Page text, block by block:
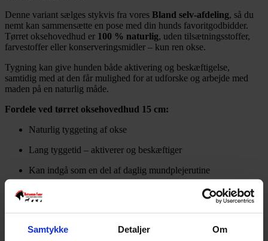
Samtykke Detaljer Om
Denne variant sælges stykvis fra vores Bland selv-afdeling, så du
nemt kan sammensætte en pose med din hunds favoritgodbidder.
Tørret oksehovedhud er 100 % naturlig, uden tilsætningsstoffer,
farvestoffer eller konserveringsmidler – kun ren okse.
Tygning kan give hunden både aktivering og beskæftigelse,
samtidig med at den får mulighed for at udforske og arbejde med
maden på en naturlig måde.
Fordele ved tørret oksehovedhud 15 cm:
Naturlig tyggeting af okse
Lang tyggetid – aktiverer og beskæftiger
Kan indgå som en del af daglig mundplejerutine
Uden tilsætningsstoffer
Sælges enkeltvis fra Bland selv-afdelingen
Velegnet som tyggegodbid til hunde, der elsker faste og naturlige